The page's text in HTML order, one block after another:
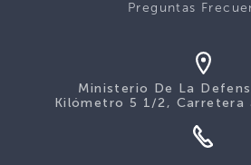
Preguntas
Ministerio De La
Kilómetro 5 1/2, Carretera